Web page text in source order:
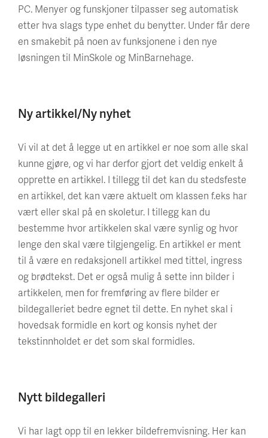
PC. Menyer og funskjoner tilpasser seg automatisk
etter hva slags type enhet du benytter. Under får dere
en smakebit på noen av funksjonene i den nye
løsningen til MinSkole og MinBarnehage.
Ny artikkel/Ny nyhet
Vi vil at det å legge ut en artikkel er noe som alle skal
kunne gjøre, og vi har derfor gjort det veldig enkelt å
opprette en artikkel. I tillegg til det kan du stedsfeste
en artikkel, det kan være aktuelt om klassen f.eks har
vært eller skal på en skoletur. I tillegg kan du
bestemme hvor artikkelen skal være synlig og hvor
lenge den skal være tilgjengelig. En artikkel er ment
til å være en redaksjonell artikkel med tittel, ingress
og brødtekst. Det er også mulig å sette inn bilder i
artikkelen, men for fremføring av flere bilder er
bildegalleriet bedre egnet til dette. En nyhet skal i
hovedsak formidle en kort og konsis nyhet der
tekstinnholdet er det som skal formidles.
Nytt bildegalleri
Vi har lagt opp til en lekker bildefremvisning. Her kan